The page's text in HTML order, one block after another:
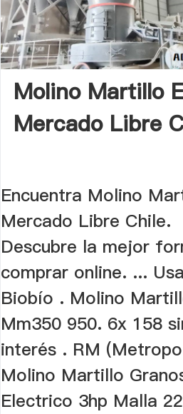
Molino Martillo
Mercado Libre
Encuentra Molino
Mercado Libre Chile.
Descubre la mejor
comprar online. ...
Biobío . Molino
Mm350 950. 6x 158
interés . RM
Molino Martillo
Electrico 3hp Malla